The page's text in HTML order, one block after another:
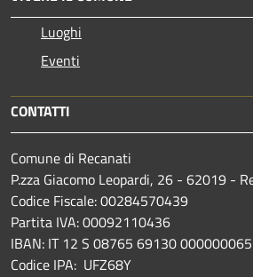
Luoghi
Eventi
CONTATTI
Comune di Recanati
P.zza Giacomo Leopardi, 26 - 62019 -
Codice Fiscale: 00284570439
Partita IVA: 00092110436
IBAN: IT 12 S 08765 69130
Codice IPA: UFZ68Y